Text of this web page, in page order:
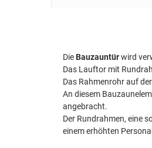
Die Bauzauntürwird
Das Lauftor mit
Das Rahmenrohr auf
An diesem
angebracht.
Der Rundrahmen, eine
einem erhöhten